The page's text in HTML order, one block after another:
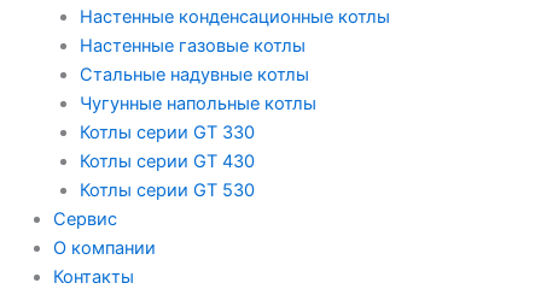
Настенные конденсационные котлы
Настенные газовые котлы
Стальные надувные котлы
Чугунные напольные котлы
Котлы серии GT 330
Котлы серии GT 430
Котлы серии GT 530
Сервис
О компании
Контакты